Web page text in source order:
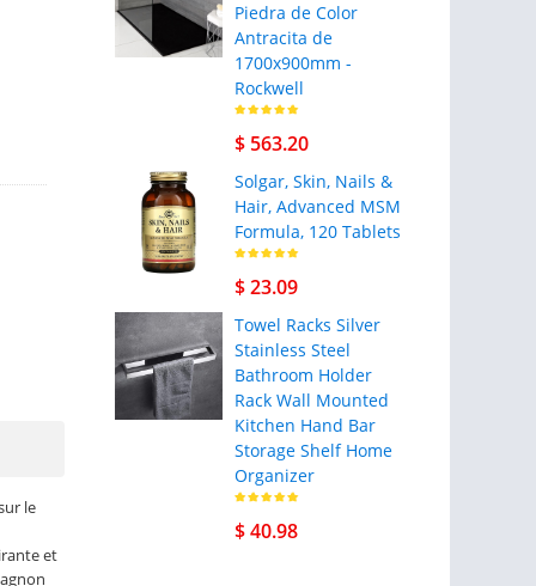
le
et
Piedra de Color
Antracita de
1700x900mm -
Rockwell
$ 563.20
Solgar, Skin, Nails &
Hair, Advanced MSM
Formula, 120 Tablets
$ 23.09
Towel Racks Silver
Stainless Steel
Bathroom Holder
Rack Wall Mounted
Kitchen Hand Bar
Storage Shelf Home
Organizer
$ 40.98